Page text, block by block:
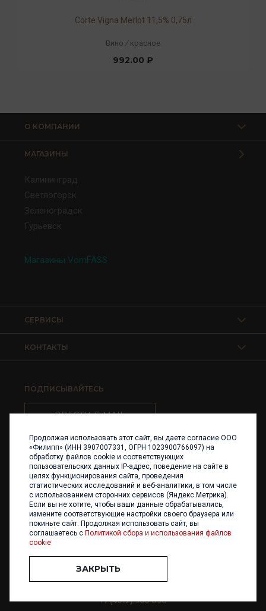
Corte Vigna Merlot 11,5% 0,75л
Вино / красное
992.00 ₽
О КОМПАНИИ
МАГАЗИНЫ
Калининград
Светлогорск
Зеленоградск
Гурьевск
Магазины VomFASS
КОНТАКТЫ
СЕРВИСЫ
ПОДПИСЫВАЙТЕСЬ
ВВЕСТИ E-MAIL
+7 (4012) 960 898
Продолжая использовать этот сайт, вы даете согласие ООО
«Филипп» (ИНН 3907007331, ОГРН 1023900766097) на
обработку файлов cookie и соответствующих
пользовательских данных IP-адрес, поведение на сайте в
целях функционирования сайта, проведения
статистических исследований и веб-аналитики, в том числе
с использованием сторонних сервисов (Яндекс.Метрика).
Если вы не хотите, чтобы ваши данные обрабатывались,
измените соответствующие настройки своего браузера или
покиньте сайт. Продолжая использовать сайт, вы
соглашаетесь с Политикой сбора и использования файлов
cookie
ЗАКРЫТЬ